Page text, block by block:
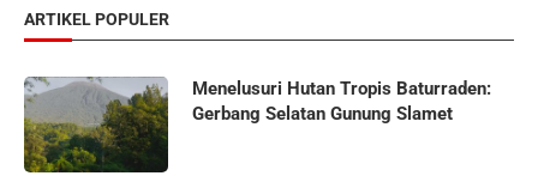
ARTIKEL POPULER
Menelusuri Hutan Tropis Baturraden:
Gerbang Selatan Gunung Slamet